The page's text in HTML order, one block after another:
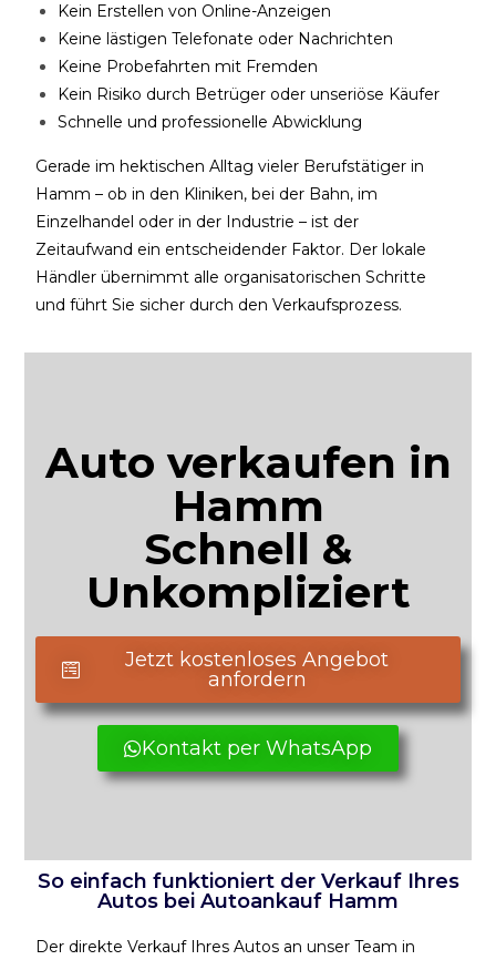
Kein Erstellen von Online-Anzeigen
Keine lästigen Telefonate oder Nachrichten
Keine Probefahrten mit Fremden
Kein Risiko durch Betrüger oder unseriöse Käufer
Schnelle und professionelle Abwicklung
Gerade im hektischen Alltag vieler Berufstätiger in
Hamm – ob in den Kliniken, bei der Bahn, im
Einzelhandel oder in der Industrie – ist der
Zeitaufwand ein entscheidender Faktor. Der lokale
Händler übernimmt alle organisatorischen Schritte
und führt Sie sicher durch den Verkaufsprozess.
Auto verkaufen in
Hamm
Schnell &
Unkompliziert
Jetzt kostenloses Angebot
anfordern
Kontakt per WhatsApp
So einfach funktioniert der Verkauf Ihres
Autos bei Autoankauf Hamm
Der direkte Verkauf Ihres Autos an unser Team in